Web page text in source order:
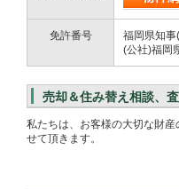
免許番号
福岡県知
(公社)福岡
売却＆住み替え相談、
私たちは、お客様の大切な財
せて頂きます。